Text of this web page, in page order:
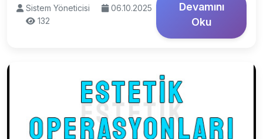
Sistem Yöneticisi
06.10.2025
132
Devamını
Oku